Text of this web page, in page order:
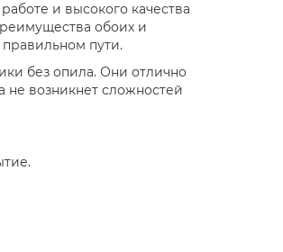
и высокого качества
обоих и
пути.
без опила. Они отлично
не возникнет сложностей